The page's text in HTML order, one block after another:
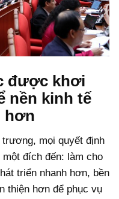
được khơi
nền kinh tế
hơn
mọi quyết định
đích đến: làm cho
triển nhanh hơn, bền
thiện hơn để phục vụ